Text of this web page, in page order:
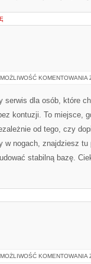
stworzona dla osób,
z pracą nad formą i
taneczne. Idea
to
bez chaosu i bez
Niezależnie od